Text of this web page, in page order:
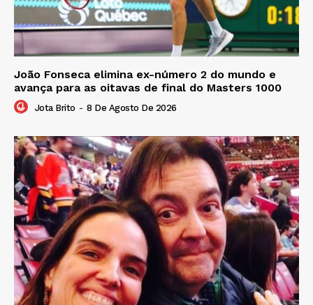
João Fonseca elimina ex-número 2 do mundo e
avança para as oitavas de final do Masters 1000
Jota Brito - 8 De Agosto De 2026